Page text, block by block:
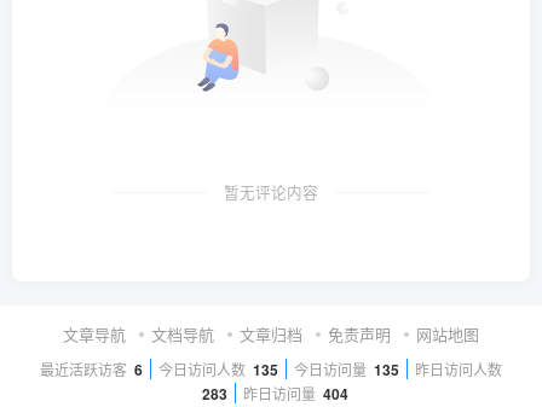
暂无评论内容
文章导航 文档导航 文章归档 免责声明 网站地图
最近活跃访客 6 今日访问人数 135 今日访问量 135 昨日访问人数
283 昨日访问量 404